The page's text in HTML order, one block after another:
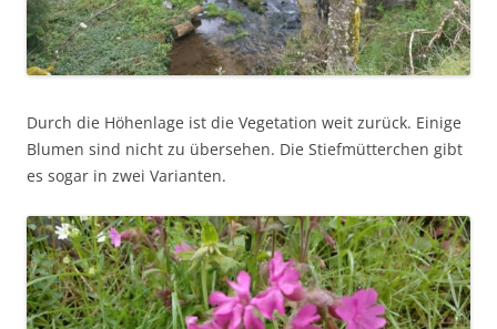
Durch die Höhenlage ist die Vegetation weit zurück. Einige
Blumen sind nicht zu übersehen. Die Stiefmütterchen gibt
es sogar in zwei Varianten.